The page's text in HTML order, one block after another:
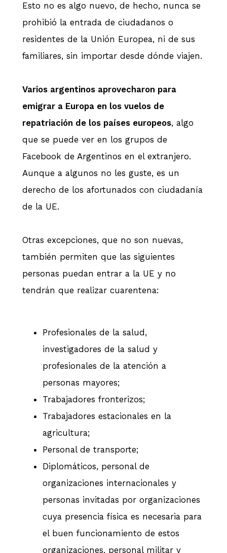
Esto no es algo nuevo, de hecho, nunca se
prohibió la entrada de ciudadanos o
residentes de la Unión Europea, ni de sus
familiares, sin importar desde dónde viajen.
Varios argentinos aprovecharon para
emigrar a Europa en los vuelos de
repatriación de los países europeos, algo
que se puede ver en los grupos de
Facebook de Argentinos en el extranjero.
Aunque a algunos no les guste, es un
derecho de los afortunados con ciudadanía
de la UE.
Otras excepciones, que no son nuevas,
también permiten que las siguientes
personas puedan entrar a la UE y no
tendrán que realizar cuarentena:
Profesionales de la salud,
investigadores de la salud y
profesionales de la atención a
personas mayores;
Trabajadores fronterizos;
Trabajadores estacionales en la
agricultura;
Personal de transporte;
Diplomáticos, personal de
organizaciones internacionales y
personas invitadas por organizaciones
cuya presencia física es necesaria para
el buen funcionamiento de estos
organizaciones, personal militar y